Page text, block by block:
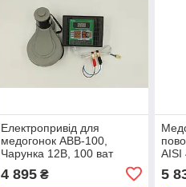
Електропривід для
медогонок АВВ-100,
Чарунка 12В, 100 ват
4 895₴
AISI
5